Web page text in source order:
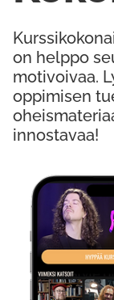
on helppo
motivoivaa.
oppimisen
innostavaa!